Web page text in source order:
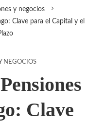
y negocios
Clave para el Capital y el
NEGOCIOS
Clave